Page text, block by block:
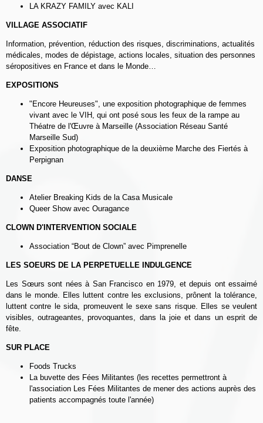
LA KRAZY FAMILY avec KALI
VILLAGE ASSOCIATIF
Information, prévention, réduction des risques, discriminations, actualités
médicales, modes de dépistage, actions locales, situation des personnes
séropositives en France et dans le Monde…
EXPOSITIONS
"Encore Heureuses", une exposition photographique de femmes
vivant avec le VIH, qui ont posé sous les feux de la rampe au
Théatre de l'Œuvre à Marseille (Association Réseau Santé
Marseille Sud)
Exposition photographique de la deuxième Marche des Fiertés à
Perpignan
DANSE
Atelier Breaking Kids de la Casa Musicale
Queer Show avec Ouragance
CLOWN D'INTERVENTION SOCIALE
Association “Bout de Clown” avec Pimprenelle
LES SOEURS DE LA PERPETUELLE INDULGENCE
Les Sœurs sont nées à San Francisco en 1979, et depuis ont essaimé
dans le monde. Elles luttent contre les exclusions, prônent la tolérance,
luttent contre le sida, promeuvent le sexe sans risque. Elles se veulent
visibles, outrageantes, provoquantes, dans la joie et dans un esprit de
fête.
SUR PLACE
Foods Trucks
La buvette des Fées Militantes (les recettes permettront à
l'association Les Fées Militantes de mener des actions auprès des
patients accompagnés toute l'année)